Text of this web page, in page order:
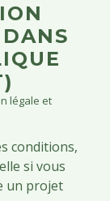
légale et
conditions,
si vous
un projet